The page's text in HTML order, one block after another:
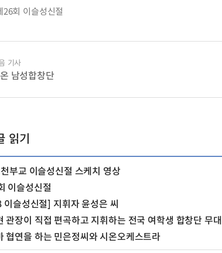
26회 이슬성신절
기사
남성합창단
읽기
부교 이슬성신절 스케치 영상
이슬성신절
슬성신절] 지휘자 윤성은 씨
관장이 직접 편곡하고 지휘하는 전국 여학생 합창단 무대
협연을 하는 민은정씨와 시온오케스트라